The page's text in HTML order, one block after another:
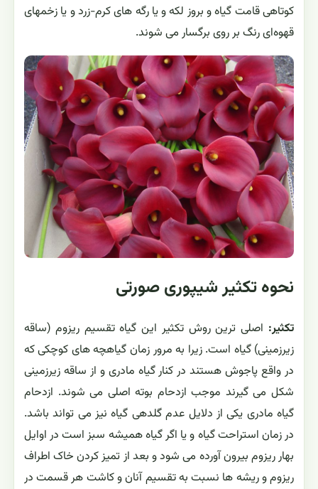
کوتاهی قامت گیاه و بروز لکه و یا رگه های کرم-زرد و یا زخمهای
قهوه‌ای رنگ بر روی برگسار می شوند.
نحوه تکثیر شیپوری صورتی
تکثیر: اصلی ترین روش تکثیر این گیاه تقسیم ریزوم (ساقه
زیرزمینی) گیاه است. زیرا به مرور زمان گیاهچه های کوچکی که
در واقع پاجوش هستند در کنار گیاه مادری و از ساقه زیرزمینی
شکل می گیرند موجب ازدحام بوته اصلی می شوند. ازدحام
گیاه مادری یکی از دلایل عدم گلدهی گیاه نیز می تواند باشد.
در زمان استراحت گیاه و یا اگر گیاه همیشه سبز است در اوایل
بهار ریزوم بیرون آورده می شود و بعد از تمیز کردن خاک اطراف
ریزوم و ریشه ها نسبت به تقسیم آنان و کاشت هر قسمت در